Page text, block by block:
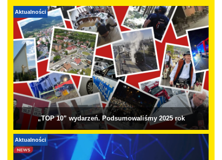
Aktualności
„TOP 10” wydarzeń. Podsumowaliśmy 2025 rok
Aktualności